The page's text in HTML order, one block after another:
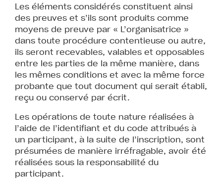
Les éléments considérés constituent ainsi
des preuves et s’ils sont produits comme
moyens de preuve par « L’organisatrice »
dans toute procédure contentieuse ou autre,
ils seront recevables, valables et opposables
entre les parties de la même manière, dans
les mêmes conditions et avec la même force
probante que tout document qui serait établi,
reçu ou conservé par écrit.
Les opérations de toute nature réalisées à
l’aide de l’identifiant et du code attribués à
un participant, à la suite de l’inscription, sont
présumées de manière irréfragable, avoir été
réalisées sous la responsabilité du
participant.